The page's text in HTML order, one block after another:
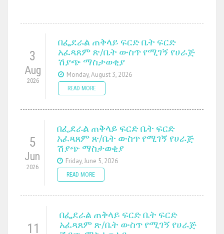
3
Aug
2026
በፌደራል ጠቅላይ ፍርድ ቤት ፍርድ
አፈጻጸም ጽ/ቤት ውስጥ የሚገኝ የሀራጅ
ሽያጭ ማስታወቂያ
Monday, August 3, 2026
READ MORE
5
Jun
2026
በፌደራል ጠቅላይ ፍርድ ቤት ፍርድ
አፈጻጸም ጽ/ቤት ውስጥ የሚገኝ የሀራጅ
ሽያጭ ማስታወቂያ
Friday, June 5, 2026
READ MORE
11
በፌደራል ጠቅላይ ፍርድ ቤት ፍርድ
አፈጻጸም ጽ/ቤት ውስጥ የሚገኝ የሀራጅ